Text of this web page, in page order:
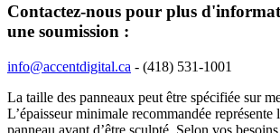
Contactez-nous pour plus
une soumission :
info@accentdigital.ca - (418) 531-1001
La taille des panneaux peut être spécifiée sur
L’épaisseur minimale recommandée représente
panneau avant d’être sculpté. Selon vos